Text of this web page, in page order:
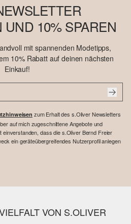
10% SPAREN
mit spannenden Modetipps,
10% Rabatt auf deinen nächsten
Einkauf!
zum Erhalt des s.Oliver Newsletters
auf mich zugeschnittene Angebote und
einverstanden, dass die s.Oliver Bernd Freier
ein geräteübergreifendes Nutzerprofil anlegen
VON S.OLIVER